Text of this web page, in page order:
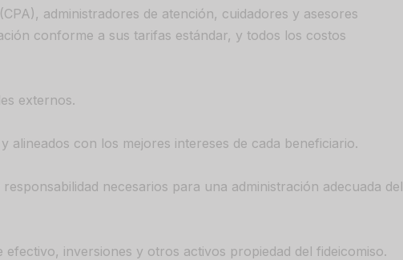
administradores de atención, cuidadores y asesores
conforme a sus tarifas estándar, y todos los costos
externos.
con los mejores intereses de cada beneficiario.
necesarios para una administración adecuada del
inversiones y otros activos propiedad del fideicomiso.